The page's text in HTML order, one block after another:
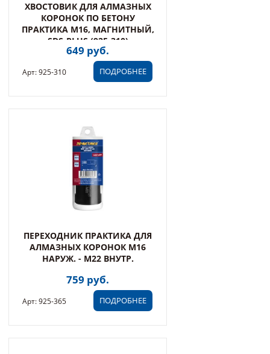
ХВОСТОВИК ДЛЯ АЛМАЗНЫХ
КОРОНОК ПО БЕТОНУ
ПРАКТИКА M16, МАГНИТНЫЙ,
SDS-PLUS (925-310)
649 руб.
ПОДРОБНЕЕ
Арт: 925-310
ПЕРЕХОДНИК ПРАКТИКА ДЛЯ
АЛМАЗНЫХ КОРОНОК M16
НАРУЖ. - M22 ВНУТР.
759 руб.
ПОДРОБНЕЕ
Арт: 925-365